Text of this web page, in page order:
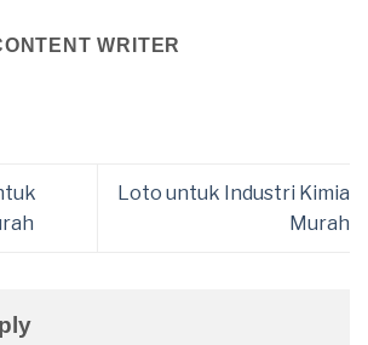
WRITER
Loto untuk Industri Kimia
Murah